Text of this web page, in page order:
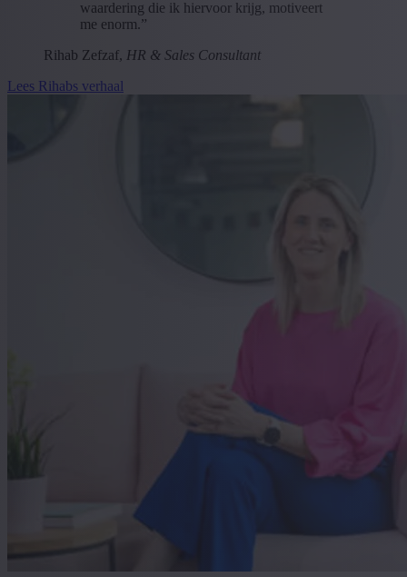
waardering die ik hiervoor krijg, motiveert
me enorm.”
Rihab Zefzaf, HR & Sales Consultant
Lees Rihabs verhaal